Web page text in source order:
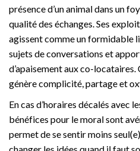
présence d’un animal dans un
qualité des échanges. Ses
agissent comme un formidable
sujets de conversations et
d’apaisement aux co-
génère complicité, partage et
En cas d’horaires décalés avec
bénéfices pour le moral sont
permet de se sentir moins